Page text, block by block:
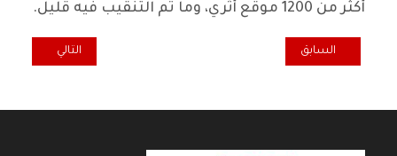
أكثر من 1200 موقع أثري، وما تم التنقيب فيه قليل.
المقال السابق: بعيدًا عن يافا : الموت يغيب المناضل والباحث
السابق المقال التالي: في
التالي